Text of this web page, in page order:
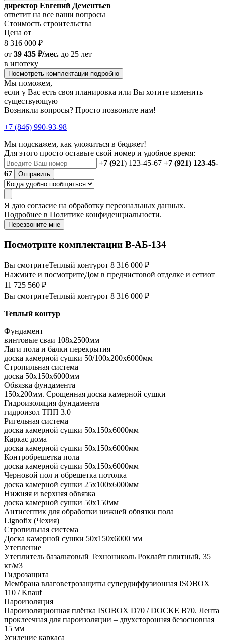
директор Евгений Дементьев
ответит на все ваши вопросы
Стоимость строительства
Цена от
8 316 000 ₽
от 39 435 ₽/мес. до 25 лет
в ипотеку
Посмотреть комплектации подробно
Мы поможем,
если у Вас есть своя планировка или Вы хотите изменить
существующую
Возникли вопросы? Просто позвоните нам!
+7 (846) 990-93-98
Мы подскажем, как уложиться в бюджет!
Для этого просто оставьте свой номер и удобное время:
+7 (921) 123-45-67 +7 (921) 123-45-
67
Отправить
Я даю согласие на обработку персональных данных.
Подробнее в Политике конфиденциальности.
Перезвоните мне
Посмотрите комплектации В-АБ-134
Вы смотритеТеплый контурот 8 316 000 ₽
Нажмите и посмотритеДом в предчистовой отделке и сетиот
11 725 560 ₽
Вы смотритеТеплый контурот 8 316 000 ₽
Теплый контур
Фундамент
винтовые сваи 108x2500мм
Лаги пола и балки перекрытия
доска камерной сушки 50/100x200x6000мм
Стропильная система
доска 50x150x6000мм
Обвязка фундамента
150x200мм. Срощенная доска камерной сушки
Гидроизоляция фундамента
гидроизол ТПП 3.0
Ригельная система
доска камерной сушки 50x150x6000мм
Каркас дома
доска камерной сушки 50x150x6000мм
Контробрешетка пола
доска камерной сушки 50x150x6000мм
Черновой пол и обрешетка потолка
доска камерной сушки 25x100x6000мм
Нижняя и верхняя обвязка
доска камерной сушки 50x150мм
Антисептик для обработки нижней обвязки пола
Lignofix (Чехия)
Стропильная система
Доска камерной сушки 50х150х6000 мм
Утепление
Утеплитель базальтовый Технониколь Роклайт плитный, 35
кг/м3
Гидрозащита
Мембрана влаговетрозащиты супердиффузионная ISOBOX
110 / Knauf
Пароизоляция
Пароизоляционная плёнка ISOBOX D70 / DOCKЕ B70. Лента
проклеечная для пароизоляции – двухсторонняя безосновная
15 мм
Усиление каркаса